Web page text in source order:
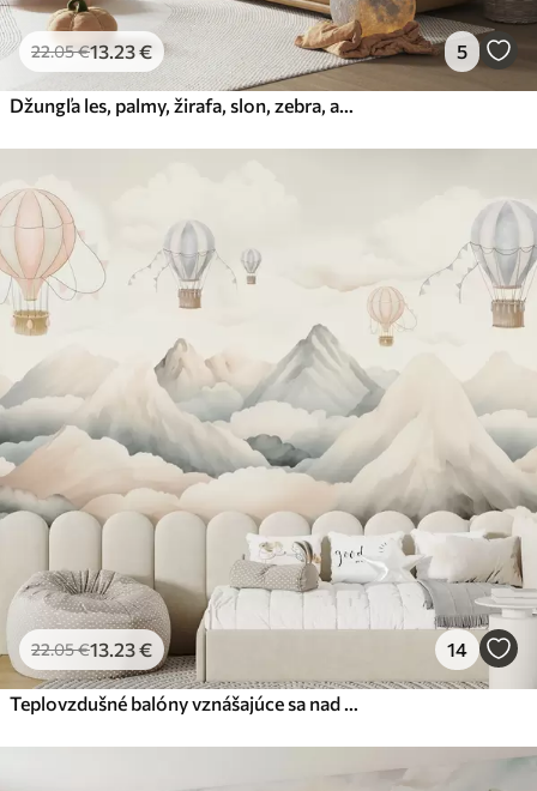
22.05€13.23€ 5
22.05€13 .23€ 14